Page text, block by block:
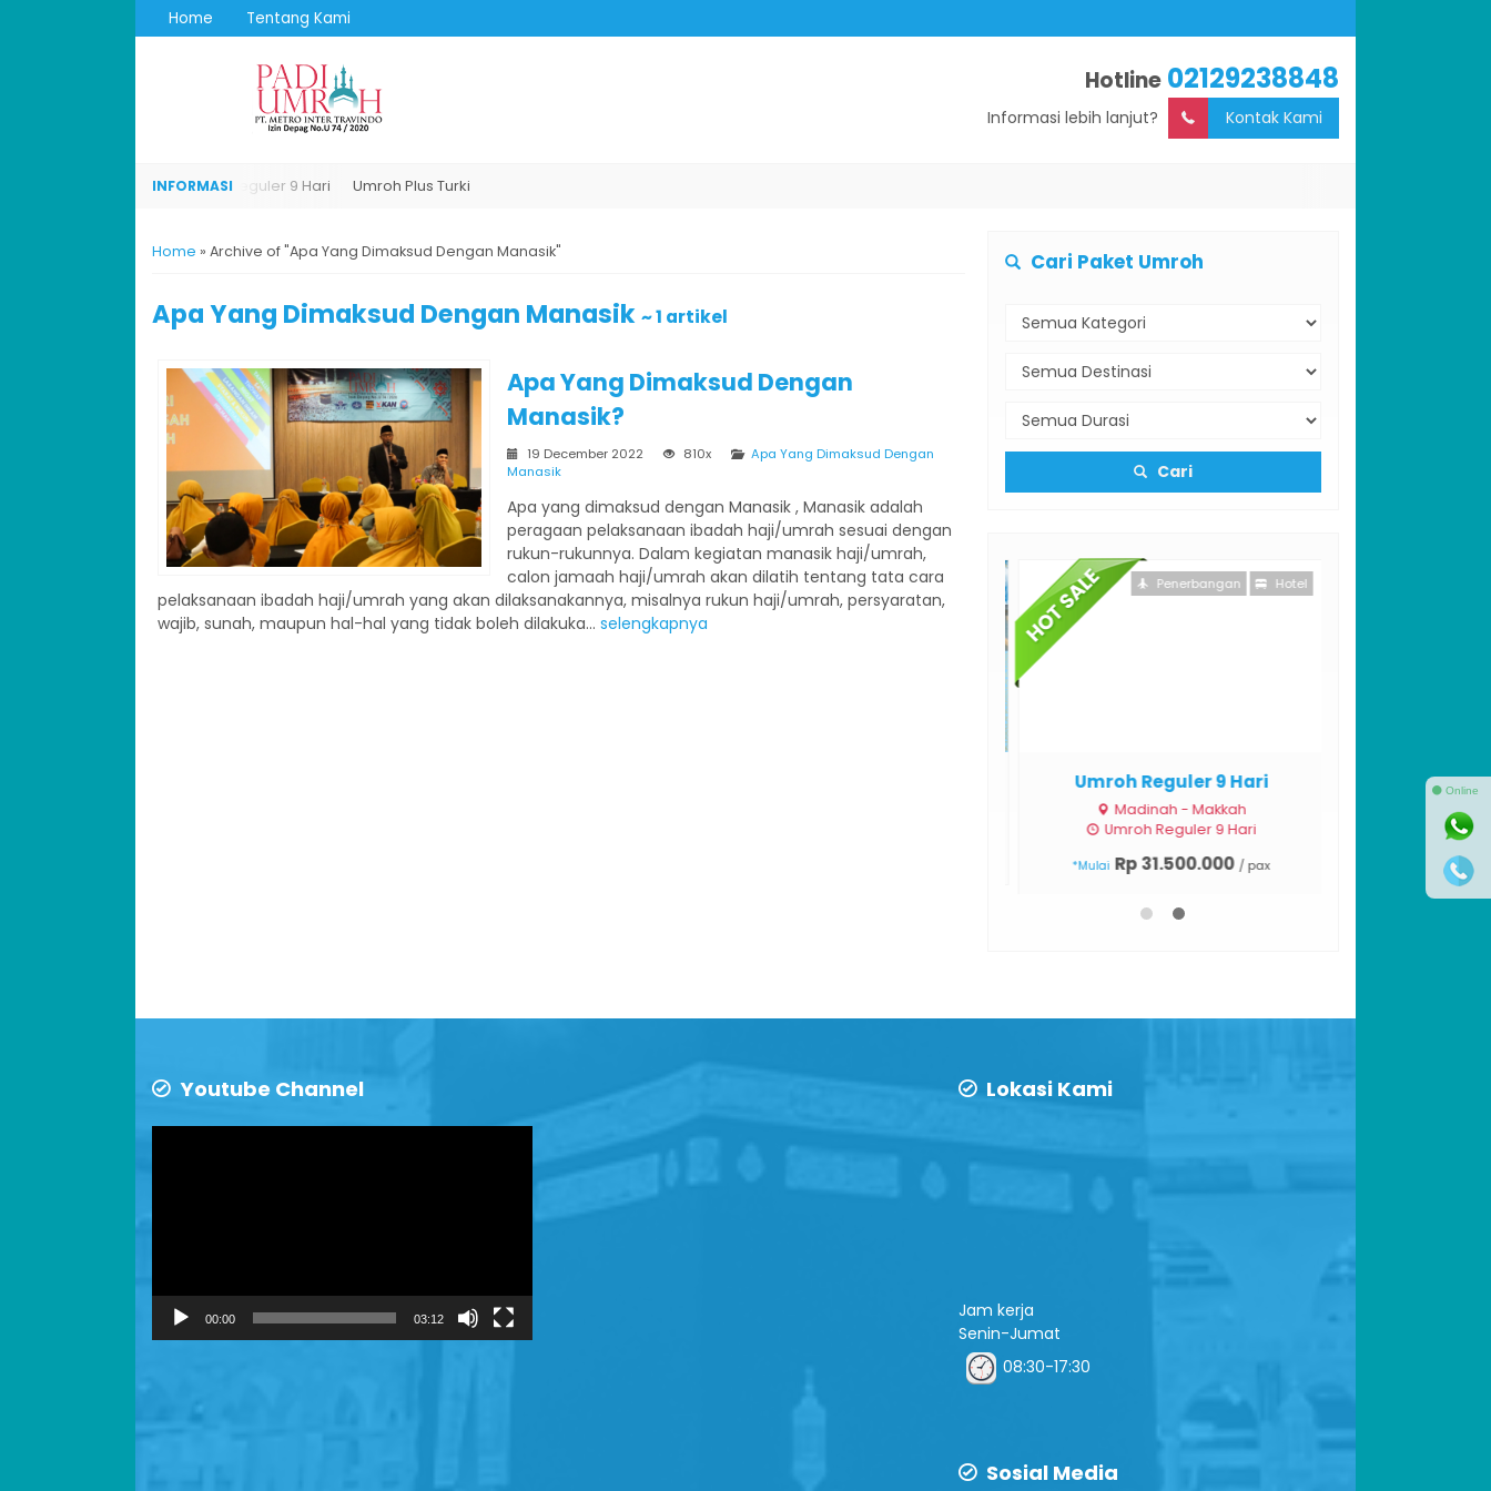
Home Tentang Kami
Hotline 02129238848
Informasi lebih lanjut? Kontak Kami
Umroh Reguler 9 Hari Umroh Plus Turki
Home » Archive of "Apa Yang Dimaksud Dengan Manasik"
Apa Yang Dimaksud Dengan Manasik ~ 1 artikel
Apa Yang Dimaksud Dengan
Manasik?
19 December 2022 810x
Apa Yang Dimaksud Dengan
Manasik
Apa yang dimaksud dengan Manasik , Manasik adalah
peragaan pelaksanaan ibadah haji/umrah sesuai dengan
rukun-rukunnya. Dalam kegiatan manasik haji/umrah,
calon jamaah haji/umrah akan dilatih tentang tata cara
pelaksanaan ibadah haji/umrah yang akan dilaksanakannya, misalnya rukun haji/umrah, persyaratan,
wajib, sunah, maupun hal-hal yang tidak boleh dilakuka... selengkapnya
Cari Paket Umroh
Cari
Penerbangan
Umroh Reguler 9 Hari
Madinah - Makkah
Umroh Reguler 9 Hari
*Mulai Rp 31.500.000 / pax
Penerbangan Hotel
Youtube Channel
00:00 03:12
Lokasi Kami
Jam kerja
Senin-Jumat
08:30-17:30
Sosial Media
⚫ Online